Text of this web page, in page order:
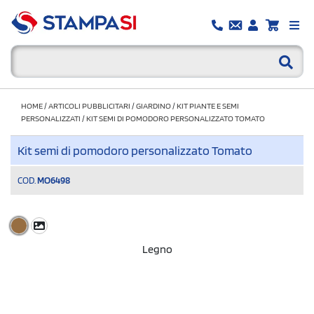
HOME/ARTICOLI PUBBLICITARI /GIARDINO/KIT PIANTE E SEMI
PERSONALIZZATI /KIT SEMI DI POMODORO PERSONALIZZATO TOMATO
Kit semi di pomodoro personalizzato Tomato
COD. MO6498
Legno